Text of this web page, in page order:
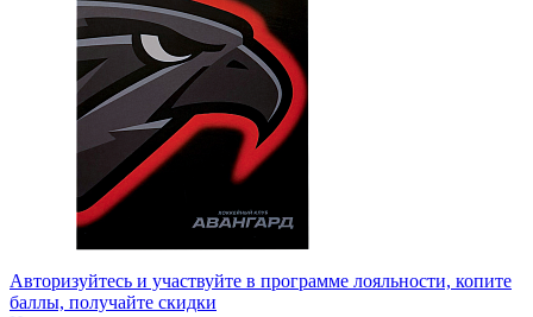
Авторизуйтесь и участвуйте в программе лояльности, копите
баллы, получайте скидки